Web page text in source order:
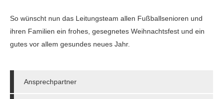
So wünscht nun das Leitungsteam allen Fußballsenioren und
ihren Familien ein frohes, gesegnetes Weihnachtsfest und ein
gutes vor allem gesundes neues Jahr.
Ansprechpartner